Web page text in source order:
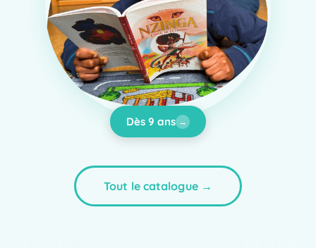
Dès 9 ans →
Tout le catalogue →